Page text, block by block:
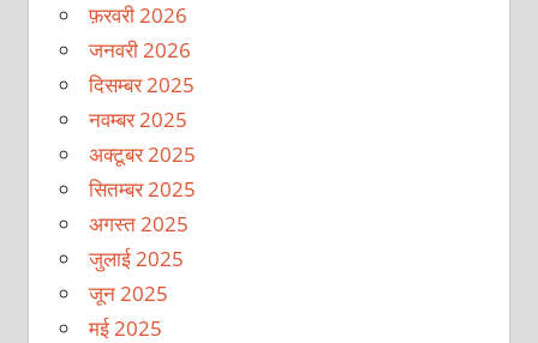
फ़रवरी 2026
जनवरी 2026
दिसम्बर 2025
नवम्बर 2025
अक्टूबर 2025
सितम्बर 2025
अगस्त 2025
जुलाई 2025
जून 2025
मई 2025